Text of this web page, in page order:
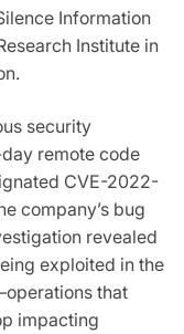
Information
Institute in
security
remote code
CVE-2022-
company’s bug
revealed
exploited in the
that
impacting